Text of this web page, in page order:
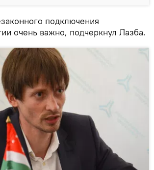
подключения
очень важно, подчеркнул Лазба.